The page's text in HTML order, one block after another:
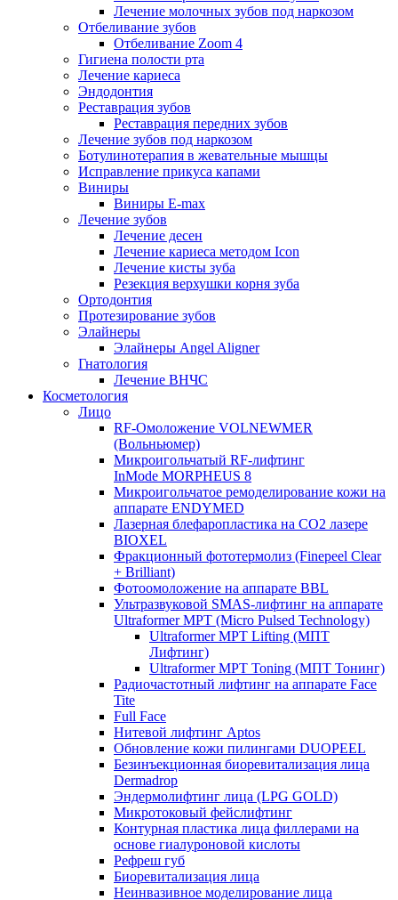
Лечение молочных зубов под наркозом
Отбеливание зубов
Отбеливание Zoom 4
Гигиена полости рта
Лечение кариеса
Эндодонтия
Реставрация зубов
Реставрация передних зубов
Лечение зубов под наркозом
Ботулинотерапия в жевательные мышцы
Исправление прикуса капами
Виниры
Виниры E-max
Лечение зубов
Лечение десен
Лечение кариеса методом Icon
Лечение кисты зуба
Резекция верхушки корня зуба
Ортодонтия
Протезирование зубов
Элайнеры
Элайнеры Angel Aligner
Гнатология
Лечение ВНЧС
Косметология
Лицо
RF-Омоложение VOLNEWMER
(Вольньюмер)
Микроигольчатый RF-лифтинг
InMode MORPHEUS 8
Микроигольчатое ремоделирование кожи на
аппарате ENDYMED
Лазерная блефаропластика на CO2 лазере
BIOXEL
Фракционный фототермолиз (Finepeel Clear
+ Brilliant)
Фотоомоложение на аппарате BBL
Ультразвуковой SMAS-лифтинг на аппарате
Ultraformer MPT (Micro Pulsed Technology)
Ultraformer MPT Lifting (МПТ
Лифтинг)
Ultraformer MPT Toning (МПТ Тонинг)
Радиочастотный лифтинг на аппарате Face
Tite
Full Face
Нитевой лифтинг Aptos
Обновление кожи пилингами DUOPEEL
Безинъекционная биоревитализация лица
Dermadrop
Эндермолифтинг лица (LPG GOLD)
Микротоковый фейслифтинг
Контурная пластика лица филлерами на
основе гиалуроновой кислоты
Рефреш губ
Биоревитализация лица
Неинвазивное моделирование лица